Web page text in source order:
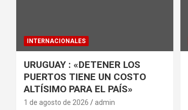
INTERNACIONALES
URUGUAY : «DETENER LOS
PUERTOS TIENE UN COSTO
ALTÍSIMO PARA EL PAÍS»
1 de agosto de 2026 admin